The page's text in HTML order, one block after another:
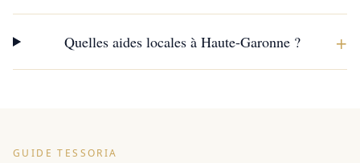
Quelles aides locales à Haute-Garonne ? +
GUIDE TESSORIA